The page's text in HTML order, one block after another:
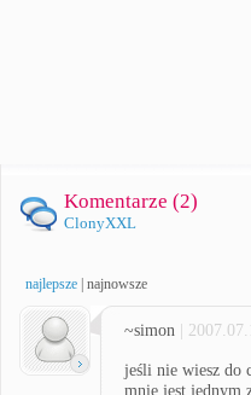
Komentarze (2)
ClonyXXL
najlepsze | najnowsze
~simon |
jeśli nie wiesz do
mnie jest jednym